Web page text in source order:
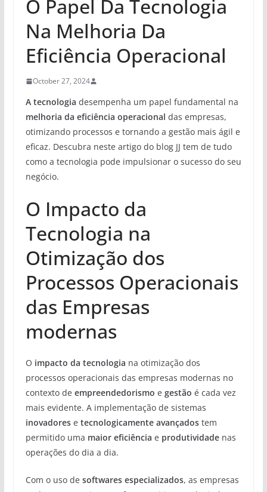
O Papel Da Tecnologia
Na Melhoria Da
Eficiência Operacional
October 27, 2024
A tecnologia desempenha um papel fundamental na
melhoria da eficiência operacional das empresas,
otimizando processos e tornando a gestão mais ágil e
eficaz. Descubra neste artigo do blog JJ tem de tudo
como a tecnologia pode impulsionar o sucesso do seu
negócio.
O Impacto da
Tecnologia na
Otimização dos
Processos Operacionais
das Empresas
modernas
O impacto da tecnologia na otimização dos
processos operacionais das empresas modernas no
contexto de empreendedorismo e gestão é cada vez
mais evidente. A implementação de sistemas
inovadorese tecnologicamente avançadostem
permitido uma maior eficiência e produtividadenas
operações do dia a dia.
Com o uso de softwares especializados, as empresas